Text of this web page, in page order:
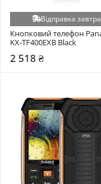
Відправка завтра
Кнопковий телефон
KX-TF400EXB Black
2 518 ₴